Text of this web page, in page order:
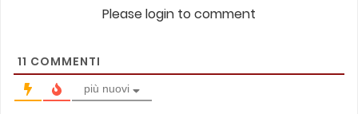
Please login to comment
11 COMMENTI
più nuovi